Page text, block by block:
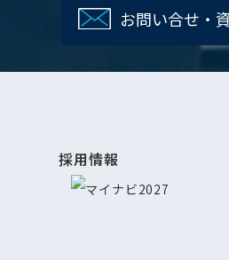
お問い合せ・
採用情報